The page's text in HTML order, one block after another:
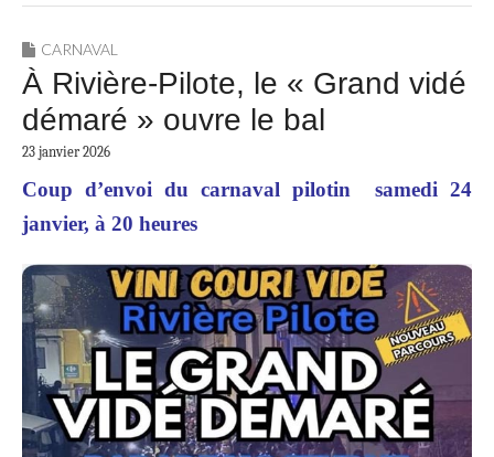
CARNAVAL
À Rivière-Pilote, le « Grand vidé
démaré » ouvre le bal
23 janvier 2026
Coup d’envoi du carnaval pilotin samedi 24
janvier, à 20 heures